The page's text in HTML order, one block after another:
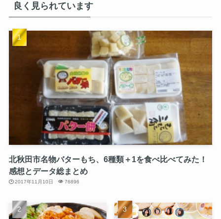
良く見られています
北秋田市名物バターもち、6種類＋1を食べ比べてみた！
感想とデータ総まとめ
2017年11月10日 76896